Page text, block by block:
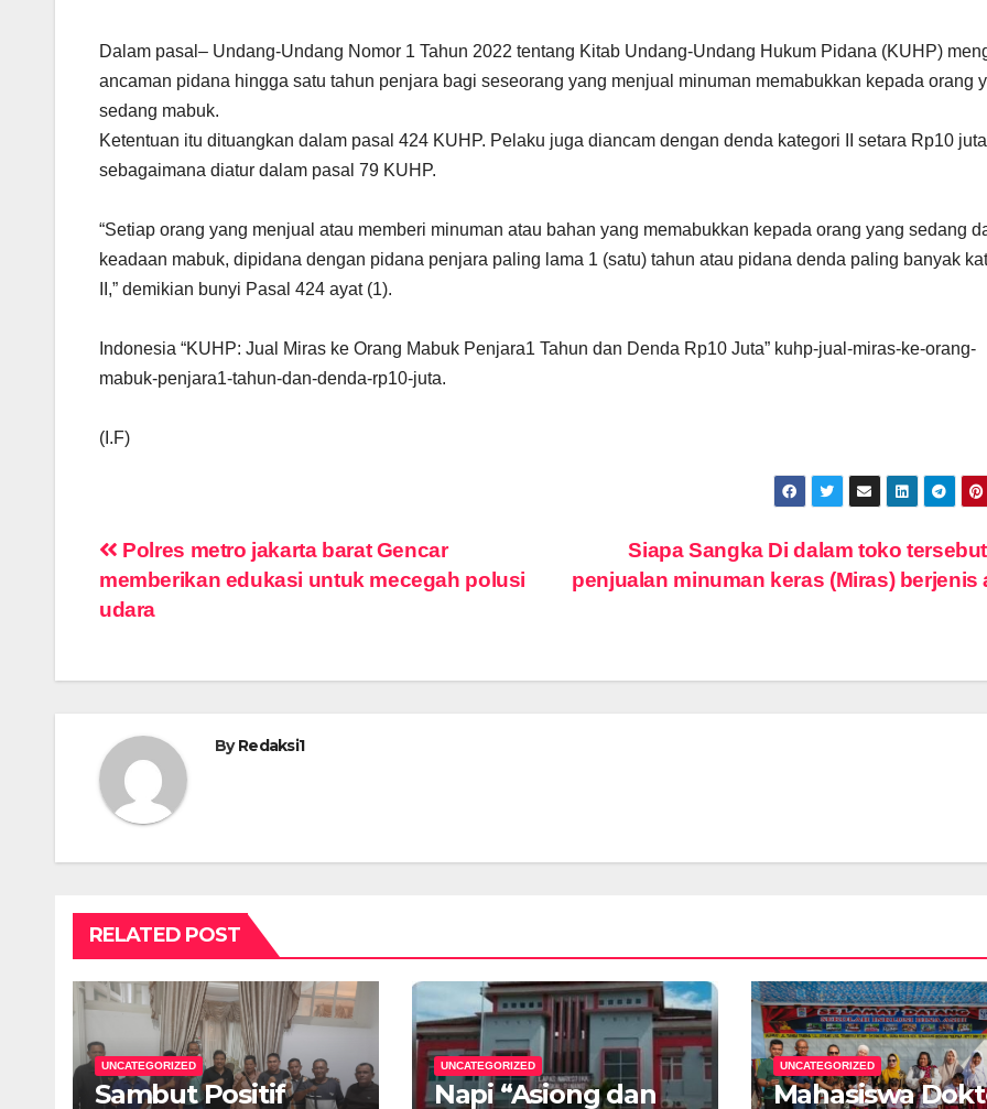
Dalam pasal– Undang-Undang Nomor 1 Tahun 2022 tentang Kitab Undang-Undang Hukum Pidana (KUHP)
ancaman pidana hingga satu tahun penjara bagi seseorang yang menjual minuman memabukkan kepada orang
sedang mabuk.
Ketentuan itu dituangkan dalam pasal 424 KUHP. Pelaku juga diancam dengan denda kategori II setara Rp10 juta
sebagaimana diatur dalam pasal 79 KUHP.
“Setiap orang yang menjual atau memberi minuman atau bahan yang memabukkan kepada orang yang sedang
keadaan mabuk, dipidana dengan pidana penjara paling lama 1 (satu) tahun atau pidana denda paling banyak
II,” demikian bunyi Pasal 424 ayat (1).
Indonesia “KUHP: Jual Miras ke Orang Mabuk Penjara1 Tahun dan Denda Rp10 Juta” kuhp-jual-miras-ke-orang-
mabuk-penjara1-tahun-dan-denda-rp10-juta.
(I.F)
Navigasi
pos
Siapa Sangka Di dalam toko
penjualan minuman keras (Miras) berjenis
Polres metro jakarta barat Gencar
memberikan edukasi untuk mecegah polusi
udara
ByRedaksi1
RELATED POST
UNCATEGORIZED
Sambut Positif
UNCATEGORIZED
Napi “Asiong dan
UNCATEGORIZED
Mahasiswa